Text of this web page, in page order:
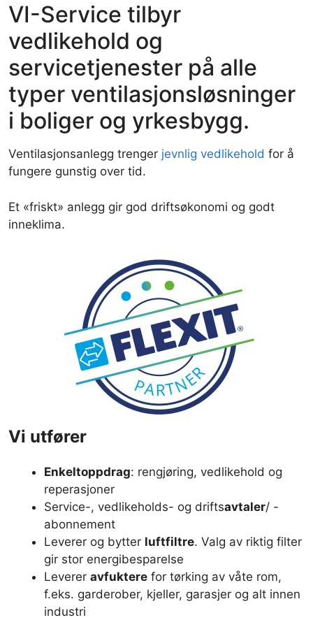
VI-Service tilbyr
vedlikehold og
servicetjenester på alle
typer ventilasjonsløsninger
i boliger og yrkesbygg.
Ventilasjonsanlegg trenger jevnlig vedlikehold for å
fungere gunstig over tid.
Et «friskt» anlegg gir god driftsøkonomi og godt
inneklima.
Vi utfører
Enkeltoppdrag: rengjøring, vedlikehold og
reperasjoner
Service-, vedlikeholds- og driftsavtaler/ -
abonnement
Leverer og bytter luftfiltre. Valg av riktig filter
gir stor energibesparelse
Leverer avfuktere for tørking av våte rom,
f.eks. garderober, kjeller, garasjer og alt innen
industri